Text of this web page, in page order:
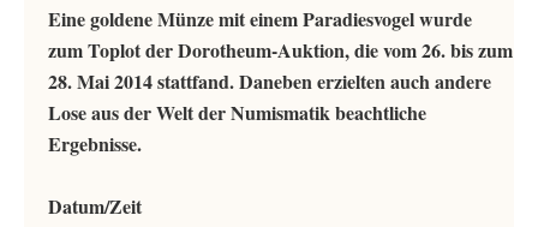
Eine goldene Münze mit einem Paradiesvogel wurde
zum Toplot der Dorotheum-Auktion, die vom 26. bis zum
28. Mai 2014 stattfand. Daneben erzielten auch andere
Lose aus der Welt der Numismatik beachtliche
Ergebnisse.
Datum/Zeit